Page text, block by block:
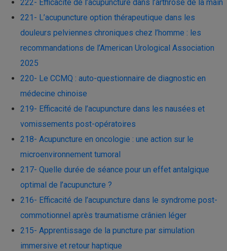
222- Efficacité de l’acupuncture dans l’arthrose de la main
221- L’acupuncture option thérapeutique dans les
douleurs pelviennes chroniques chez l’homme : les
recommandations de l’American Urological Association
2025
220- Le CCMQ : auto-questionnaire de diagnostic en
médecine chinoise
219- Efficacité de l’acupuncture dans les nausées et
vomissements post-opératoires
218- Acupuncture en oncologie : une action sur le
microenvironnement tumoral
217- Quelle durée de séance pour un effet antalgique
optimal de l’acupuncture ?
216- Efficacité de l’acupuncture dans le syndrome post-
commotionnel après traumatisme crânien léger
215- Apprentissage de la puncture par simulation
immersive et retour haptique